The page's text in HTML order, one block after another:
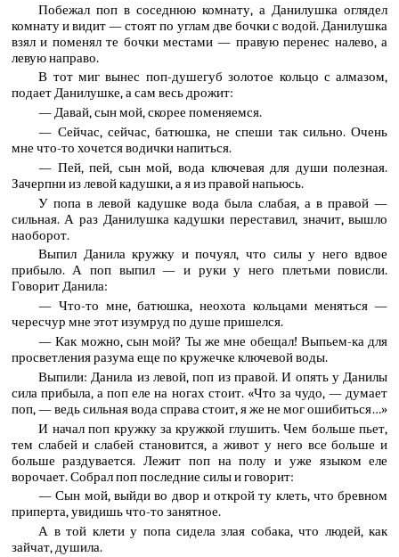
Побежал поп в соседнюю комнату, а Данилушка оглядел
комнату и видит — стоят по углам две бочки с водой. Данилушка
взял и поменял те бочки местами — правую перенес налево, а
левую направо.
В тот миг вынес поп-душегуб золотое кольцо с алмазом,
подает Данилушке, а сам весь дрожит:
— Давай, сын мой, скорее поменяемся.
— Сейчас, сейчас, батюшка, не спеши так сильно. Очень
мне что-то хочется водички напиться.
— Пей, пей, сын мой, вода ключевая для души полезная.
Зачерпни из левой кадушки, а я из правой напьюсь.
У попа в левой кадушке вода была слабая, а в правой —
сильная. А раз Данилушка кадушки переставил, значит, вышло
наоборот.
Выпил Данила кружку и почуял, что силы у него вдвое
прибыло. А поп выпил — и руки у него плетьми повисли.
Говорит Данила:
— Что-то мне, батюшка, неохота кольцами меняться —
чересчур мне этот изумруд по душе пришелся.
— Как можно, сын мой? Ты же мне обещал! Выпьем-ка для
просветления разума еще по кружечке ключевой воды.
Выпили: Данила из левой, поп из правой. И опять у Данилы
сила прибыла, а поп еле на ногах стоит. «Что за чудо, — думает
поп, — ведь сильная вода справа стоит, я же не мог ошибиться…»
И начал поп кружку за кружкой глушить. Чем больше пьет,
тем слабей и слабей становится, а живот у него все больше и
больше раздувается. Лежит поп на полу и уже языком еле
ворочает. Собрал поп последние силы и говорит:
— Сын мой, выйди во двор и открой ту клеть, что бревном
приперта, увидишь что-то занятное.
А в той клети у попа сидела злая собака, что людей, как
зайчат, душила.